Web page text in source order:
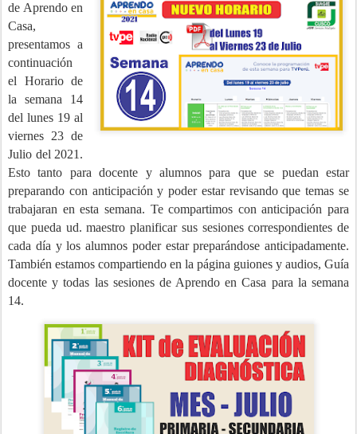
de Aprendo en
Casa,
presentamos a
continuación
el Horario de
la semana 14
del lunes 19 al
viernes 23 de
Julio del 2021.
Esto tanto para docente y alumnos para que se puedan estar
preparando con anticipación y poder estar revisando que temas se
trabajaran en esta semana. Te compartimos con anticipación para
que pueda ud. maestro planificar sus sesiones correspondientes de
cada día y los alumnos poder estar preparándose anticipadamente.
También estamos compartiendo en la página guiones y audios, Guía
docente y todas las sesiones de Aprendo en Casa para la semana
14.